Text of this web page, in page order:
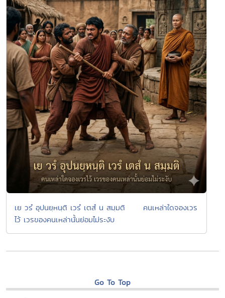
เย วรํ อุปนยฺหนฺติ เวรํ เตสํ น สมฺมติ คนเหล่าใดจองเวร
ไว้ เวรของคนเหล่านั้นย่อมไม่ระงับ
Go To Top